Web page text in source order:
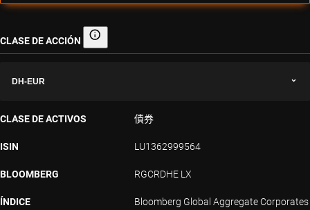
CLASE DE ACCIÓN Clase de acción
DH-EUR
CLASE DE ACTIVOS 債券
ISIN LU1362999564
BLOOMBERG RGCRDHE LX
ÍNDICE
Bloomberg Global Aggregate Corporates